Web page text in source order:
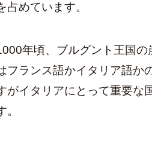
占めています。
年頃、ブルグント王国
フランス語かイタリア語か
がイタリアにとって重要な